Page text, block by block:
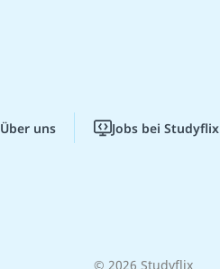
Über uns Jobs bei Studyflix
© 2026 Studyflix